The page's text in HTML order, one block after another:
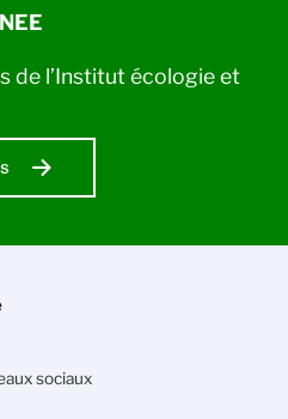
de l’Institut écologie et
sociaux